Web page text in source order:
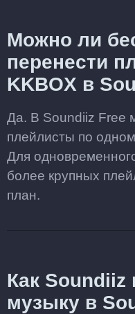
Можно ли
перенести
KKBOX в
Да. В Soundiiz Free
плейлисты по
Для
более крупных
план.
Как Soundiiz
музыку в